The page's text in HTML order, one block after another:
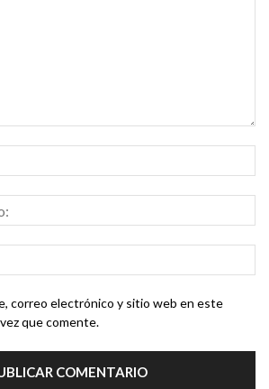
correo electrónico y sitio web en este
que comente.